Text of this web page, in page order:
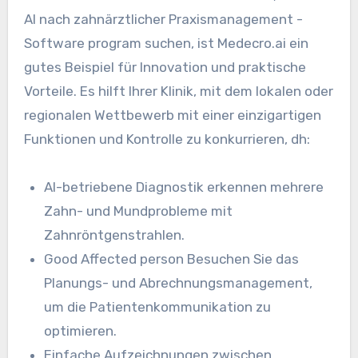
AI nach zahnärztlicher Praxismanagement -
Software program suchen, ist Medecro.ai ein
gutes Beispiel für Innovation und praktische
Vorteile. Es hilft Ihrer Klinik, mit dem lokalen oder
regionalen Wettbewerb mit einer einzigartigen
Funktionen und Kontrolle zu konkurrieren, dh:
AI-betriebene Diagnostik erkennen mehrere
Zahn- und Mundprobleme mit
Zahnröntgenstrahlen.
Good Affected person Besuchen Sie das
Planungs- und Abrechnungsmanagement,
um die Patientenkommunikation zu
optimieren.